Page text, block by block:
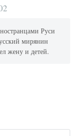
Руси
мирянин
жену и детей.